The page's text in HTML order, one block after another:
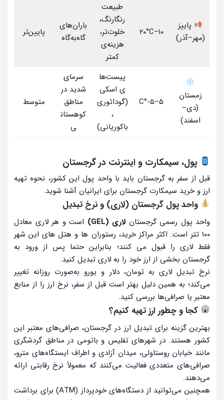
پاییز
(مهر–آذر)
۱۰–۲۰°C
طبیعت
رنگارنگ،
خلوت‌تر،
هزینه‌ی
کمتر
باران‌های
گاه‌به‌گاه
پایین‌تر
زمستان
(دی–
اسفند)
۵–۵-°C
پیست‌ها
ی اسکی
(گودائوری
،
باکوریانی)
سرمای
شدید در
مناطق
کوهستان
ی
متوسط
پول، سیمکارت و اینترنت در گرجستان
قبل از سفر به گرجستان باید با واحد پول این کشور، نحوه تهیه
ارز و خرید سیمکارت گرجستان برای ایرانیان آشنا شوید.
واحد پول گرجستان (لاری) و نرخ تبدیل
واحد پول رسمی گرجستان لاری (GEL)
است و هر لاری معادل
۱۰۰ تتر است. اکثر مراکز خرید، رستوران ها و هتل های این شهر
فقط لاری را قبول می کنند؛ بنابراین حتما پس از ورود به
گرجستان بخشی از ارز خود را به لاری تبدیل کنید.
نرخ تبدیل لاری به تومان، دلار و یورو به‌صورت روزانه تغییر
می‌کند؛ به همین دلیل بهتر است قبل از سفر، نرخ ارز را از منابع
معتبر یا صرافی‌ها بررسی کنید.
کجا و چطور ارز تهیه کنیم؟
بهترین گزینه برای تبدیل ارز در گرجستان، صرافی‌های معتبر این
کشور هستند. در شهرهای تفلیس و باتومی در مناطق گردشگری
مانند خیابان روستاولی، میدان آزادی و اطراف ایستگاه‌های مترو،
صرافی‌های متعددی فعالیت می‌کنند که معمولاً نرخ رقابتی ارائه
می‌دهند.
همچنین می‌توانید از دستگاه‌های خودپرداز (ATM) برای برداشت